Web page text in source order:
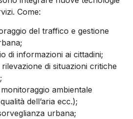
Come:
del traffico e gestione
di informazioni ai cittadini;
di situazioni critiche
ambientale
dell’aria ecc.);
urbana;